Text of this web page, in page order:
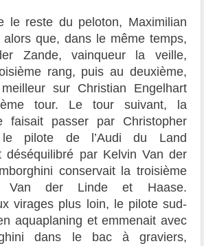
le reste du peloton, Maximilian
alors que, dans le même temps,
Zande, vainqueur la veille,
rang, puis au deuxième,
sur Christian Engelhart
tour. Le tour suivant, la
faisait passer par Christopher
pilote de l’Audi du Land
déséquilibré par Kelvin Van der
conservait la troisième
Van der Linde et Haase.
virages plus loin, le pilote sud-
aquaplaning et emmenait avec
dans le bac à graviers,